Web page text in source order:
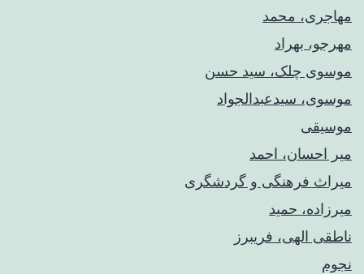
مهاجری، محمد
مهرجو، بهراد
موسوی چلک، سید حسن
موسوی، سیدعبدالجواد
موسیقی
میر احسان، احمد
میراث فرهنگی و گردشگری
میرزاده، حمید
ناطقی الهی، فریبرز
نجوم